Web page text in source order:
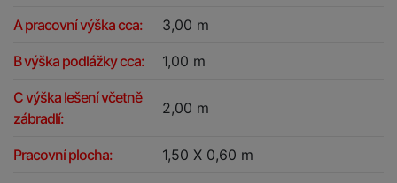
A pracovní výška cca: 3,00 m
B výška podlážky cca: 1,00 m
C výška lešení včetně
zábradlí:
2,00 m
Pracovní plocha: 1,50 X 0,60 m